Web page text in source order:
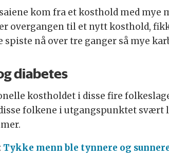
kom fra et kosthold med
overgangen til et nytt kosthold,
spiste nå over tre ganger så mye
diabetes
kostholdet i disse fire
folkene i utgangspunktet
Tykke menn ble tynnere og